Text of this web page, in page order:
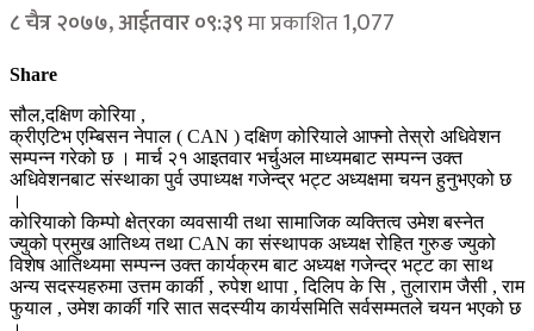
८ चैत्र २०७७, आईतवार ०९:३९मा प्रकाशित1,077
Share
सौल,दक्षिण कोरिया ,
क्रीएटिभ एम्बिसन नेपाल ( CAN ) दक्षिण कोरियाले आफ्नो तेस्रो अधिवेशन
सम्पन्न गरेको छ । मार्च २१ आइतवार भर्चुअल माध्यमबाट सम्पन्न उक्त
अधिवेशनबाट संस्थाका पुर्व उपाध्यक्ष गजेन्द्र भट्ट अध्यक्षमा चयन हुनुभएको छ
।
कोरियाको किम्पो क्षेत्रका व्यवसायी तथा सामाजिक व्यक्तित्व उमेश बस्नेत
ज्युको प्रमुख आतिथ्य तथा CAN का संस्थापक अध्यक्ष रोहित गुरुङ ज्युको
विशेष आतिथ्यमा सम्पन्न उक्त कार्यक्रम बाट अध्यक्ष गजेन्द्र भट्ट का साथ
अन्य सदस्यहरुमा उत्तम कार्की , रुपेश थापा , दिलिप के सि , तुलाराम जैसी , राम
फुयाल , उमेश कार्की गरि सात सदस्यीय कार्यसमिति सर्वसम्मतले चयन भएको छ